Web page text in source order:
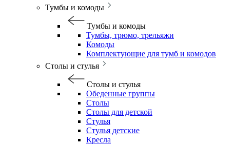
Тумбы и комоды
Тумбы и комоды
Тумбы, трюмо, трельяжи
Комоды
Комплектующие для тумб и комодов
Столы и стулья
Столы и стулья
Обеденные группы
Столы
Столы для детской
Стулья
Стулья детские
Кресла